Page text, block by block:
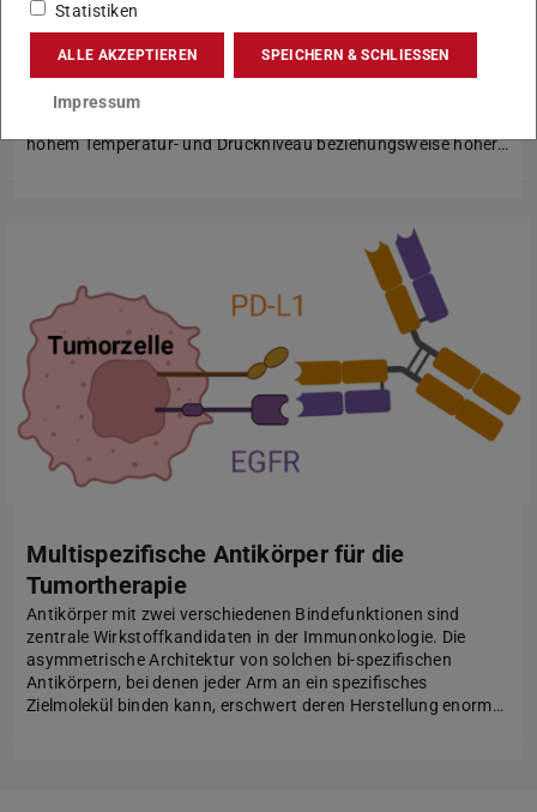
Chemical Looping Speicher
Es existieren etliche Energiespeicherkonzepte, wie zum
Beispiel Batterien und thermische Speicher. Diese besitzen
jedoch aufgrund von relativ hohen Investitionskosten,
hohem Temperatur- und Druckniveau beziehungsweise hoher…
Multispezifische Antikörper für die
Tumortherapie
Antikörper mit zwei verschiedenen Bindefunktionen sind
zentrale Wirkstoffkandidaten in der Immunonkologie. Die
asymmetrische Architektur von solchen bi-spezifischen
Antikörpern, bei denen jeder Arm an ein spezifisches
Zielmolekül binden kann, erschwert deren Herstellung enorm…
Statistiken
ALLE AKZEPTIEREN SPEICHERN & SCHLIESSEN
Impressum